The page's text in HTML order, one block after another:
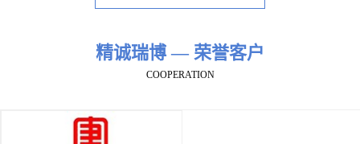
精诚瑞博 — 荣誉客户
COOPERATION